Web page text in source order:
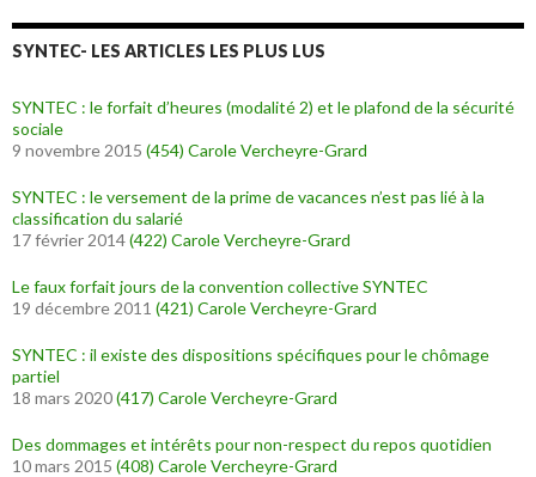
SYNTEC- LES ARTICLES LES PLUS LUS
SYNTEC : le forfait d’heures (modalité 2) et le plafond de la sécurité
sociale
9 novembre 2015 (454) Carole Vercheyre-Grard
SYNTEC : le versement de la prime de vacances n’est pas lié à la
classification du salarié
17 février 2014(422) Carole Vercheyre-Grard
Le faux forfait jours de la convention collective SYNTEC
19 décembre 2011 (421) Carole Vercheyre-Grard
SYNTEC : il existe des dispositions spécifiques pour le chômage
partiel
18 mars 2020(417) Carole Vercheyre-Grard
Des dommages et intérêts pour non-respect du repos quotidien
10 mars 2015 (408) Carole Vercheyre-Grard